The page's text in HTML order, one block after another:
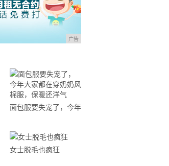
广告
面包服要失宠了，今年
服，保暖还洋气
女士脱毛也疯狂